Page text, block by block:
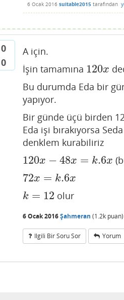
6 Ocak 2016 suitable2015 tarafından
0
0
A için.
İşin tamamına 120x
120x
Bu durumda Eda bir
yapıyor.
Bir günde üçü birden
Eda işi bırakıyorsa
denklem kurabiliriz
120x − 48x = k.6x
120x− 48 x=k.6 x
72x = k.6x
72x= k.6 x
k = 12
k= 12 olur
6 Ocak 2016Şahmeran (1.2k puan)
Ilgili Bir Soru Sor Yorum